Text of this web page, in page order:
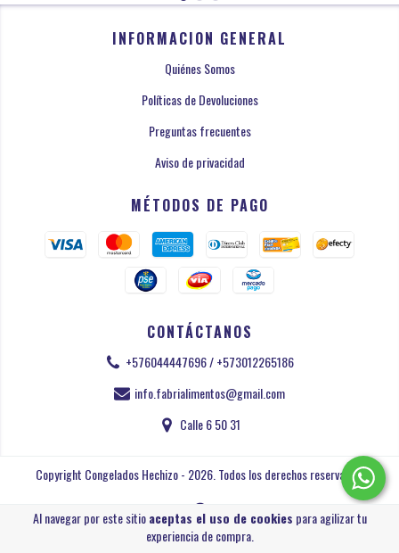
Al navegar por este sitioaceptas el uso de cookies para agilizar tu
experiencia de compra.
INFORMACION GENERAL
Quiénes Somos
Políticas de Devoluciones
Preguntas frecuentes
Aviso de privacidad
MÉTODOS DE PAGO
CONTÁCTANOS
+576044447696 / +573012265186
info.fabrialimentos@gmail.com
Calle 6 50 31
Copyright Congelados Hechizo - 2026. Todos los derechos reservados.